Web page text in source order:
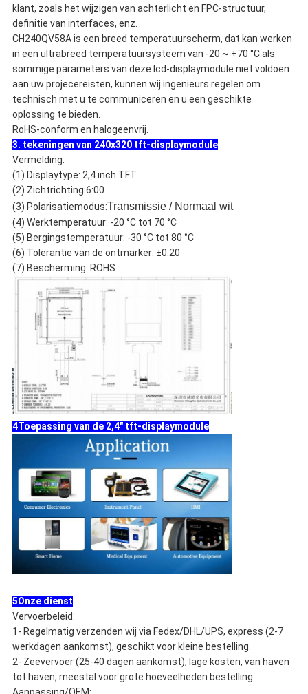
klant, zoals het wijzigen van achterlicht en FPC-structuur,
definitie van interfaces, enz.
CH240QV58A is een breed temperatuurscherm, dat kan werken
in een ultrabreed temperatuursysteem van -20 ~ +70 °C.als
sommige parameters van deze lcd-displaymodule niet voldoen
aan uw projecereisten, kunnen wij ingenieurs regelen om
technisch met u te communiceren en u een geschikte
oplossing te bieden.
RoHS-conform en halogeenvrij.
3. tekeningen van 240x320 tft-displaymodule
Vermelding:
(1) Displaytype: 2,4 inch TFT
(2) Zichtrichting:6:00
(3) Polarisatiemodus:Transmissie / Normaal wit
(4) Werktemperatuur: -20 °C tot 70 °C
(5) Bergingstemperatuur: -30 °C tot 80 °C
(6) Tolerantie van de ontmarker: ±0.20
(7) Bescherming: ROHS
4Toepassing van de 2,4" tft-displaymodule
5Onze dienst
Vervoerbeleid:
1- Regelmatig verzenden wij via Fedex/DHL/UPS, express (2-7
werkdagen aankomst), geschikt voor kleine bestelling.
2- Zeevervoer (25-40 dagen aankomst), lage kosten, van haven
tot haven, meestal voor grote hoeveelheden bestelling.